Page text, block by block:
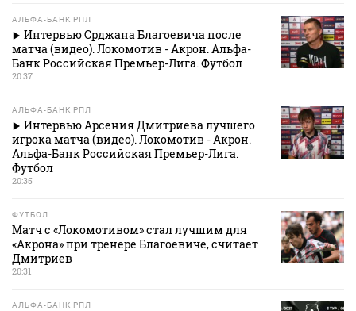
АЛЬФА-БАНК РПЛ
Интервью Срджана Благоевича после
матча (видео). Локомотив - Акрон. Альфа-
Банк Российская Премьер-Лига. Футбол
20:37
АЛЬФА-БАНК РПЛ
Интервью Арсения Дмитриева лучшего
игрока матча (видео). Локомотив - Акрон.
Альфа-Банк Российская Премьер-Лига.
Футбол
20:35
ФУТБОЛ
Матч с «Локомотивом» стал лучшим для
«Акрона» при тренере Благоевиче, считает
Дмитриев
20:31
АЛЬФА-БАНК РПЛ